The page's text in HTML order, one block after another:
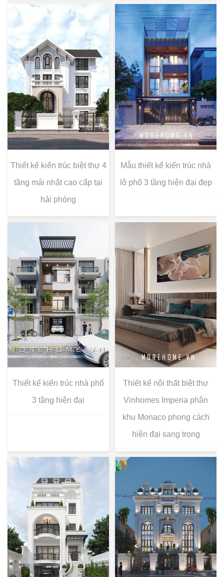
Thiết kế kiến trúc biệt thự 4
tầng mái nhật cao cấp tại
hải phòng
Mẫu thiết kế kiến trúc nhà
lô phố 3 tầng hiện đại đẹp
Thiết kế kiến trúc nhà phố
3 tầng hiện đại
Thiết kế nội thất biệt thự
Vinhomes Imperia phân
khu Monaco phong cách
hiện đại sang trọng